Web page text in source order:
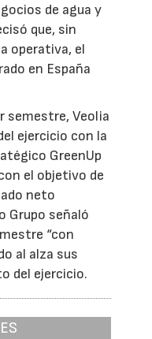
de agua y
que, sin
operativa, el
en España
semestre, Veolia
ejercicio con la
GreenUp
el objetivo de
neto
Grupo señaló
“con
al alza sus
del ejercicio.